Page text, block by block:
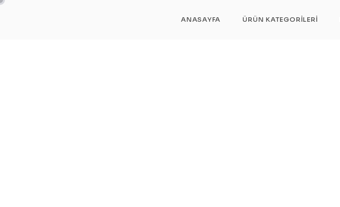
ANASAYFA ÜRÜN KATEGORILERI